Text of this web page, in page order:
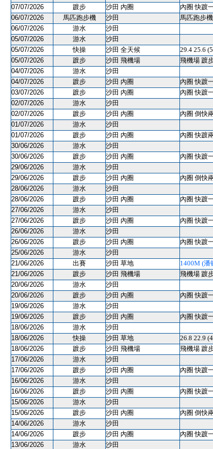
07/07/2026
踱步 沙田 內圈 內圈 快踱
06/07/2026
馬匹跑步機 沙田
馬匹跑步
06/07/2026
游水
沙田
05/07/2026
游水
沙田
05/07/2026
快操 沙田 全天候 29.4 25.6
05/07/2026
踱步 沙田 飛機場 飛機場 踱
04/07/2026
游水
沙田
04/07/2026
踱步 沙田 內圈 內圈 快踱
03/07/2026
踱步 沙田 內圈 內圈 快踱
02/07/2026
游水
沙田
02/07/2026
踱步 沙田 內圈 內圈 倒快
01/07/2026
游水
沙田
01/07/2026
踱步 沙田 內圈 內圈 快踱
30/06/2026
游水
沙田
30/06/2026
踱步 沙田 內圈 內圈 快踱
29/06/2026
游水
沙田
29/06/2026
踱步 沙田 內圈 內圈 倒快
28/06/2026
游水
沙田
28/06/2026
踱步 沙田 內圈 內圈 快踱
27/06/2026
游水
沙田
27/06/2026
踱步 沙田 內圈 內圈 快踱
26/06/2026
游水
沙田
26/06/2026
踱步 沙田 內圈 內圈 快踱
25/06/2026
游水
沙田
21/06/2026
出賽 沙田 草地
1400M (潘
21/06/2026
踱步 沙田 飛機場 飛機場 踱
20/06/2026
游水
沙田
20/06/2026
踱步 沙田 內圈 內圈 快踱
19/06/2026
游水
沙田
19/06/2026
踱步 沙田 內圈 內圈 快踱
18/06/2026
游水
沙田
18/06/2026
快操 沙田 草地 26.8 22.9
18/06/2026
踱步 沙田 飛機場 飛機場 踱
17/06/2026
游水
沙田
17/06/2026
踱步 沙田 內圈 內圈 快踱
16/06/2026
游水
沙田
16/06/2026
踱步 沙田 內圈 內圈 快踱
15/06/2026
游水
沙田
15/06/2026
踱步 沙田 內圈 內圈 倒快
14/06/2026
游水
沙田
14/06/2026
踱步 沙田 內圈 內圈 快踱
13/06/2026
游水
沙田